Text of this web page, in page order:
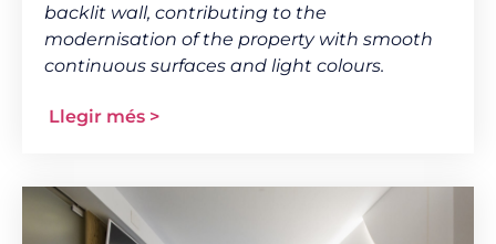
backlit wall, contributing to the
modernisation of the property with smooth
continuous surfaces and light colours.
Llegir més >